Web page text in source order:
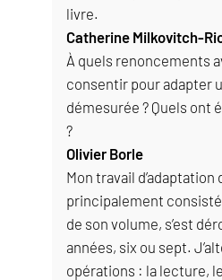
livre.
Catherine Milkovitch-
À quels renoncements
consentir pour adapter
démesurée ? Quels ont
?
Olivier Borle
Mon travail d’adaptation
principalement
de son volume, s’est
années, six ou sept.
opérations : la lecture,